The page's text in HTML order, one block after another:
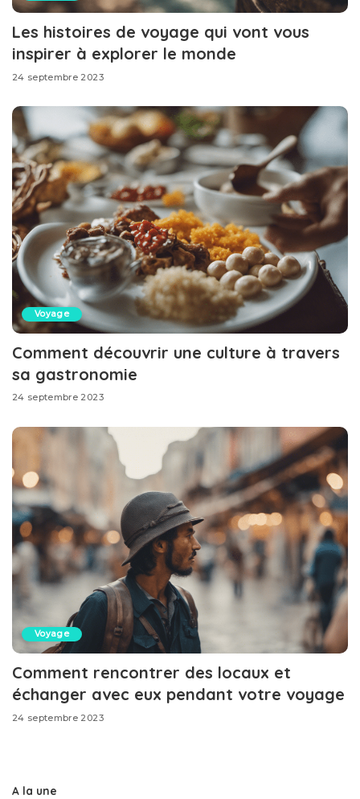
Les histoires de voyage qui vont vous
inspirer à explorer le monde
24 septembre 2023
Voyage
Comment découvrir une culture à travers
sa gastronomie
24 septembre 2023
Voyage
Comment rencontrer des locaux et
échanger avec eux pendant votre voyage
24 septembre 2023
A la une